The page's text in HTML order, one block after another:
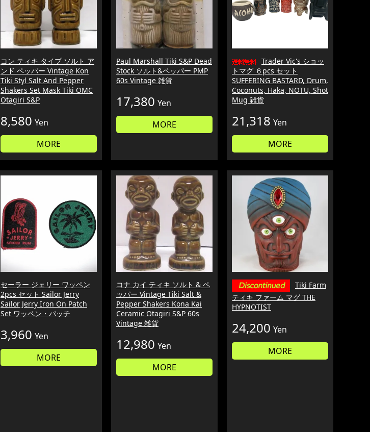
コン ティキ タイプ ソルト ア
ンド ペッパー Vintage Kon
Tiki Styl Salt And Pepper
Shakers Set Mask Tiki OMC
Otagiri S&P
8,580 Yen
MORE
Paul Marshall Tiki S&P Dead
Stock ソルト&ペッパー PMP
60s Vintage 雑貨
17,380 Yen
MORE
Trader Vic's ショッ
トマグ ６pcs セット
SUFFERING BASTARD, Drum,
Coconuts, Haka, NOTU, Shot
Mug 雑貨
21,318 Yen
MORE
セーラー ジェリー ワッペン
2pcs セット Sailor Jerry
Sailor Jerry Iron On Patch
Set ワッペン・パッチ
3,960 Yen
MORE
コナ カイ ティキ ソルト & ペ
ッパー Vintage Tiki Salt &
Pepper Shakers Kona Kai
Ceramic Otagiri S&P 60s
Vintage 雑貨
12,980 Yen
MORE
Tiki Farm
ティキ ファーム マグ THE
HYPNOTIST
24,200 Yen
MORE